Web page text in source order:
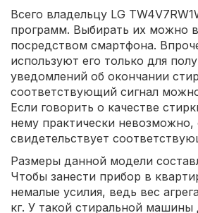
Всего владельцу LG
программ. Выбирать их можно
посредством смартфона.
используют его только для
уведомлений об окончании
соответствующий сигнал
Если говорить о качестве
нему практически невозможно,
свидетельствует
Размеры данной модели
Чтобы занести прибор в
немалые усилия, ведь вес
кг. У такой стиральной машины